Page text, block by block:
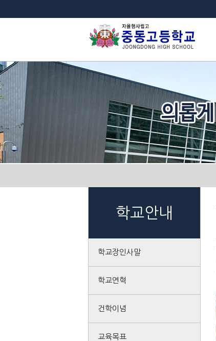
학교안내
학교장인사말
학교연혁
건학이념
교육목표